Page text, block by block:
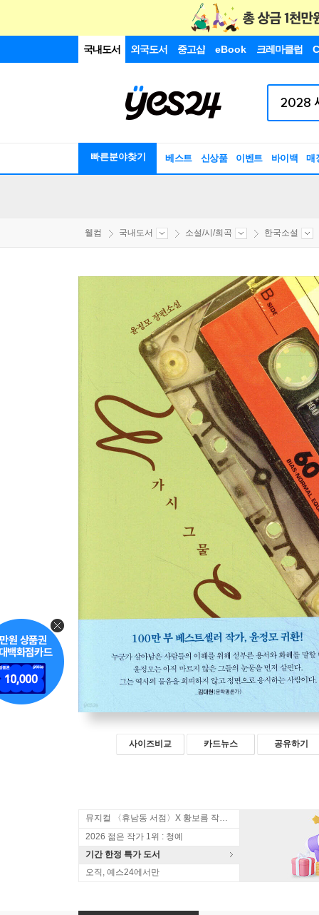
국내도서 외국도서 중고샵 eBook 크레마클럽
빠른분야찾기 베스트 신상품 이벤트 바이백 매
웰컴 국내도서 소설/시/희곡 한국소설
사이즈비교 카드뉴스 공유하기
뮤지컬 〈휴남동 서점〉X 황보름 작가 북토크
2026 젊은 작가 1위 : 청예
기간 한정 특가 도서
오직, 예스24에서만